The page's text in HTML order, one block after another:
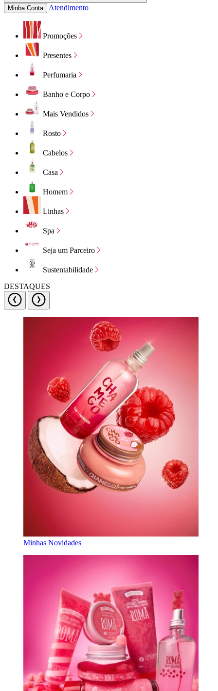
Minha Conta Atendimento
Promoções
Presentes
Perfumaria
Banho e Corpo
Mais Vendidos
Rosto
Cabelos
Casa
Homem
Linhas
Spa
Seja um Parceiro
Sustentabilidade
DESTAQUES
Minhas Novidades